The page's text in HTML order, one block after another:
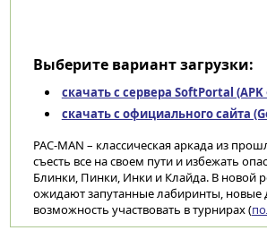
Выберите вариант загрузки:
скачать с сервера SoftPortal
скачать с официального сайта
PAC-MAN – классическая аркада из
съесть все на своем пути и избежать
Блинки, Пинки, Инки и Клайда. В новой
ожидают запутанные лабиринты, новые
возможность участвовать в турнирах (